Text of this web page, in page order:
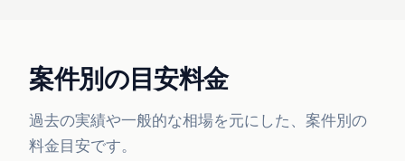
案件別の目安料金
過去の実績や一般的な相場を元にした、案件別の
料金目安です。